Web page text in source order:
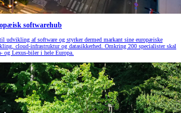
softwarehub
udvikling af software og styrker dermed markant sine europæiske
cloud‑infrastruktur og datasikkerhed. Omkring 200 specialister skal
Lexus‑biler i hele Europa.